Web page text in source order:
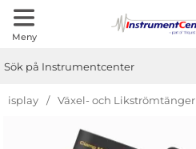
Meny
Växel- och Likströmtänger